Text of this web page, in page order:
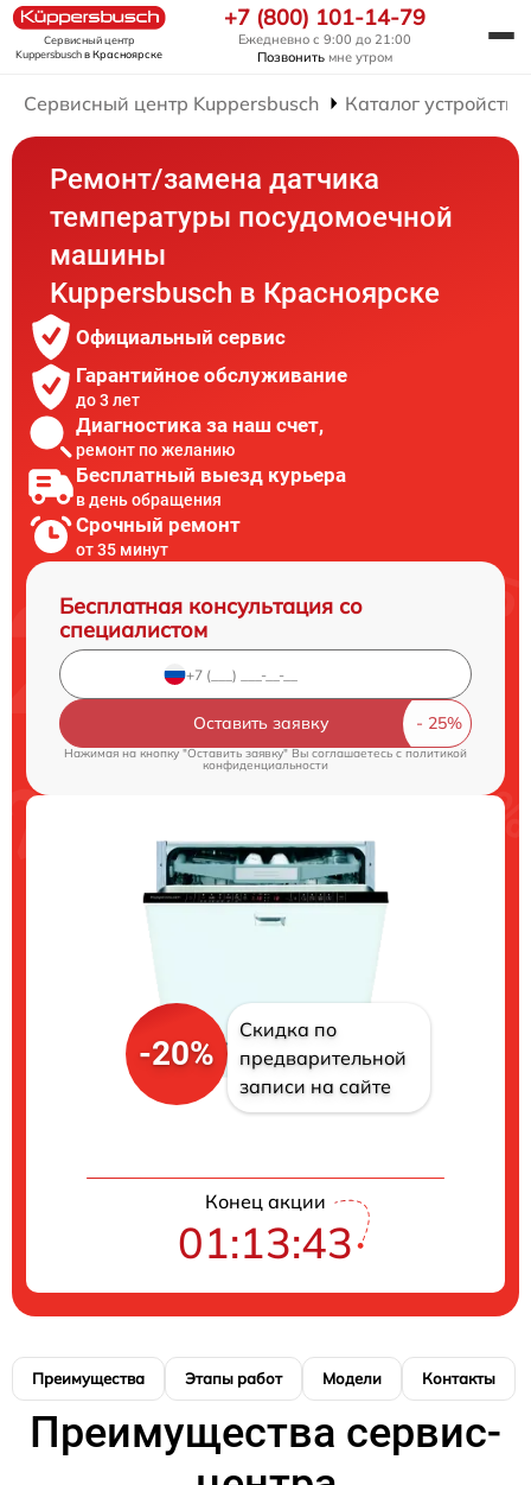
Сервисный центр
Kuppersbuschв Красноярске
+7 (800) 101-14-79
Ежедневно с 9:00 до 21:00
Позвонить мне утром
Сервисный центр Kuppersbusch Каталог устройств
Ремонт/замена датчика
температуры посудомоечной
машины
Kuppersbusch в Красноярске
Официальный сервис
Гарантийное обслуживание
до 3 лет
Диагностика за наш счет,
ремонт по желанию
Бесплатный выезд курьера
в день обращения
Срочный ремонт
от 35 минут
Бесплатная консультация со
специалистом
Оставить заявку
Нажимая на кнопку "Оставить заявку" Вы соглашаетесь cполитикой
конфиденциальности
-20%
Скидка по
предварительной
записи на сайте
Конец акции
01:13:43
Преимущества Этапы работ Модели Контакты
Преимущества сервис-